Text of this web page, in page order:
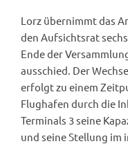
Lorz übernimmt das
den Aufsichtsrat
Ende der
ausschied. Der
erfolgt zu einem
Flughafen durch die
Terminals 3 seine
und seine Stellung im